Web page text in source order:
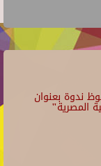
ندوة بعنوان
المصرية"